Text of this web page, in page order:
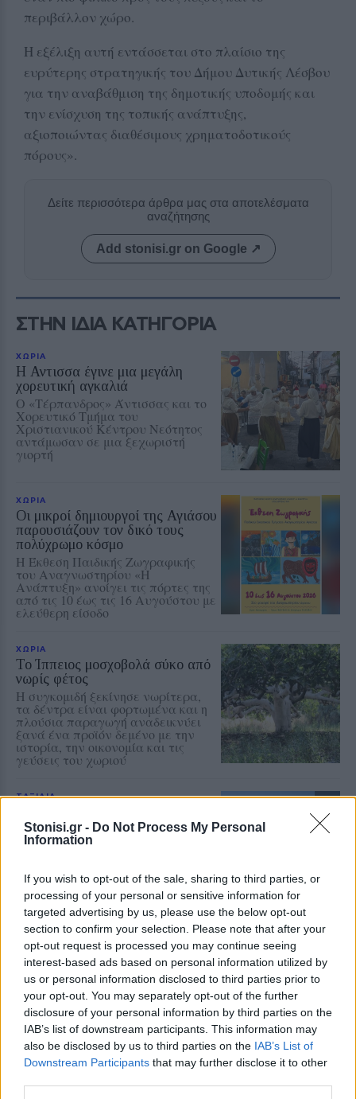
Stonisi.gr - Do Not Process My Personal
Information
If you wish to opt-out of the sale, sharing to third parties, or
processing of your personal or sensitive information for
targeted advertising by us, please use the below opt-out
section to confirm your selection. Please note that after your
opt-out request is processed you may continue seeing
interest-based ads based on personal information utilized by
us or personal information disclosed to third parties prior to
your opt-out. You may separately opt-out of the further
disclosure of your personal information by third parties on the
IAB’s list of downstream participants. This information may
also be disclosed by us to third parties on the IAB’s List of
Downstream Participants that may further disclose it to other
περιβάλλον χώρο.
Η εξέλιξη αυτή εντάσσεται στο πλαίσιο της
ευρύτερης στρατηγικής του Δήμου Δυτικής Λέσβου
για την αναβάθμιση της δημοτικής υποδομής και
την ενίσχυση της τοπικής ανάπτυξης,
αξιοποιώντας διαθέσιμους χρηματοδοτικούς
πόρους».
Δείτε περισσότερα άρθρα μας στα αποτελέσματα
αναζήτησης
Add stonisi.gr on Google ↗
ΣΤΗΝ ΙΔΙΑ ΚΑΤΗΓΟΡΙΑ
ΧΩΡΙΑ
Η Αντισσα έγινε μια μεγάλη
χορευτική αγκαλιά
Ο «Τέρπανδρος» Άντισσας και το
Χορευτικό Τμήμα του
Χριστιανικού Κέντρου Νεότητος
αντάμωσαν σε μια ξεχωριστή
γιορτή
ΧΩΡΙΑ
Οι μικροί δημιουργοί της Αγιάσου
παρουσιάζουν τον δικό τους
πολύχρωμο κόσμο
Η Έκθεση Παιδικής Ζωγραφικής
του Αναγνωστηρίου «Η
Ανάπτυξη» ανοίγει τις πόρτες της
από τις 10 έως τις 16 Αυγούστου με
ελεύθερη είσοδο
ΧΩΡΙΑ
Το Ίππειος μοσχοβολά σύκο από
νωρίς φέτος
Η συγκομιδή ξεκίνησε νωρίτερα,
τα δέντρα είναι φορτωμένα και η
πλούσια παραγωγή αναδεικνύει
ξανά ένα προϊόν δεμένο με την
ιστορία, την οικονομία και τις
γεύσεις του χωριού
ΤΑΞΙΔΙΑ
Ένας από τους αγαπημένους
προορισμούς για τους λάτρεις της
περιπατητικές διαδρομές
Έσβησε ένα ξεχωριστό κομμάτι
της ιστορίας του Πολιχνίτου
Θλίψη για την απώλεια του
Ελευθέριου Συκά, του ανθρώπου
που συνέδεσε το όνομά του με τα
αναψυκτικά ΚΡΥΣΤΑΛ, την
ευγένεια και τη γενναιοδωρία
ΧΩΡΙΑ